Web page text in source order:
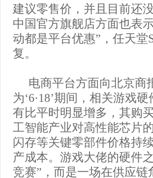
建议零售价，并且目前还
中国官方旗舰店方面也表
动都是平台优惠”，任天
复。
电商平台方面向北京商
为‘6·18’期间，相关游戏
有比平时明显增多，其购
工智能产业对高性能芯片
闪存等关键零部件价格持
产成本。游戏大佬的硬件
竞赛”，而是一场在供应